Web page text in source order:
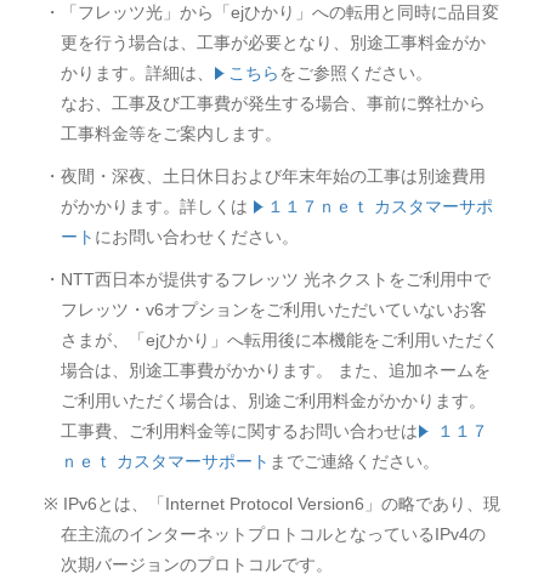
・「フレッツ光」から「ejひかり」への転用と同時に品目変
更を行う場合は、工事が必要となり、別途工事料金がか
かります。詳細は、
こちらをご参照ください。
なお、工事及び工事費が発生する場合、事前に弊社から
工事料金等をご案内します。
・夜間・深夜、土日休日および年末年始の工事は別途費用
がかかります。詳しくは
１１７ｎｅｔ カスタマーサポ
ート にお問い合わせください。
・NTT西日本が提供するフレッツ 光ネクストをご利用中で
フレッツ・v6オプションをご利用いただいていないお客
さまが、「ejひかり」へ転用後に本機能をご利用いただく
場合は、別途工事費がかかります。 また、追加ネームを
ご利用いただく場合は、別途ご利用料金がかかります。
工事費、ご利用料金等に関するお問い合わせは
１１７
ｎｅｔ カスタマーサポート までご連絡ください。
※ IPv6とは、「Internet Protocol Version6」の略であり、現
在主流のインターネットプロトコルとなっているIPv4の
次期バージョンのプロトコルです。